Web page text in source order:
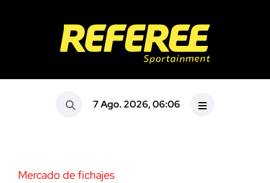
7 Ago. 2026, 06:06
Mercado de fichajes